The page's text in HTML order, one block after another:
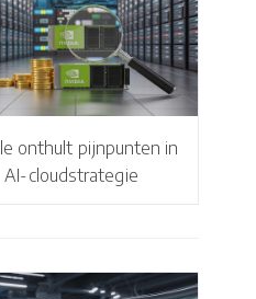
onthult pijnpunten in
AI-cloudstrategie